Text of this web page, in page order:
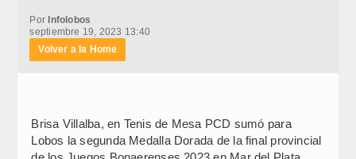
PorInfolobos
septiembre 19, 2023 13:40
Volver a la Home
Brisa Villalba, en Tenis de Mesa PCD sumó para
Lobos la segunda Medalla Dorada de la final provincial